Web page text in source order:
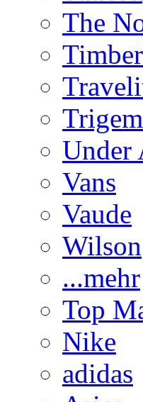
The
Under
Vans
Vaude
Wilson
...mehr
Top
Nike
adidas